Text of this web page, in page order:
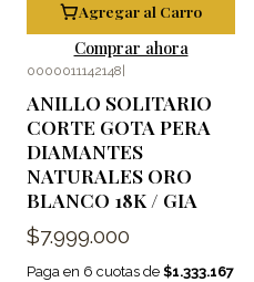
Agregar al Carro
Comprar ahora
0000011142148|
ANILLO SOLITARIO
CORTE GOTA PERA
DIAMANTES
NATURALES ORO
BLANCO 18K / GIA
$7.999.000
Paga en 6 cuotas de $1.333.167